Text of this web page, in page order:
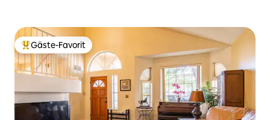
Beliebter Gäste-Favorit.
Gäste-Favorit